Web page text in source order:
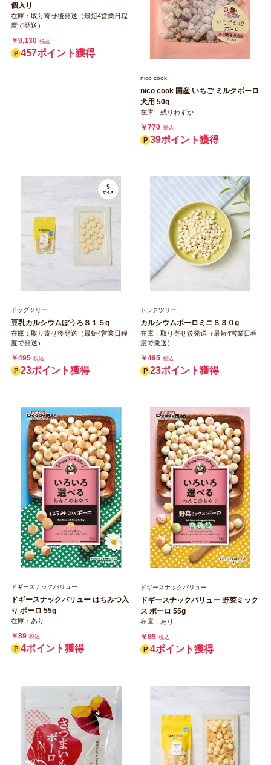
個入り
在庫：取り寄せ後発送（最短4営業日程
度で発送）
￥9,130 税込
457ポイント獲得
nico cook
nico cook 国産 いちご ミルクボーロ
犬用 50g
在庫：残りわずか
￥770 税込
39ポイント獲得
ドッグツリー
豆乳カルシウムぼうろＳ１５g
在庫：取り寄せ後発送（最短4営業日程
度で発送）
￥495 税込
23ポイント獲得
ドッグツリー
カルシウムボーロミニＳ３０g
在庫：取り寄せ後発送（最短4営業日程
度で発送）
￥495 税込
23ポイント獲得
ドギースナックバリュー
ドギースナックバリュー はちみつ入
り ボーロ 55g
在庫：あり
￥89 税込
4ポイント獲得
ドギースナックバリュー
ドギースナックバリュー 野菜ミック
ス ボーロ 55g
在庫：あり
￥89 税込
4ポイント獲得